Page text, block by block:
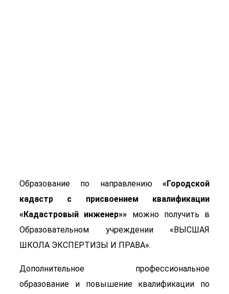
Образование по направлению«Городской
кадастр с присвоением квалификации
«Кадастровый инженер»» можно получить в
Образовательном учреждении «ВЫСШАЯ
ШКОЛА ЭКСПЕРТИЗЫ И ПРАВА».
Дополнительное профессиональное
образование и повышение квалификации по